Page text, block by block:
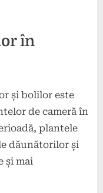
în
și bolilor este
de cameră în
plantele
dăunătorilor și
și mai